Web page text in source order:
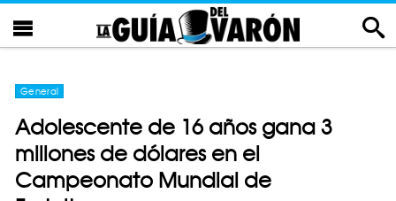
General
Adolescente de 16 años gana 3
millones de dólares en el
Campeonato Mundial de